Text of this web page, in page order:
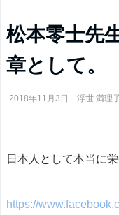
松本零士先
章として。
2018年11月3日 浮世 満理
日本人として本当に
https://